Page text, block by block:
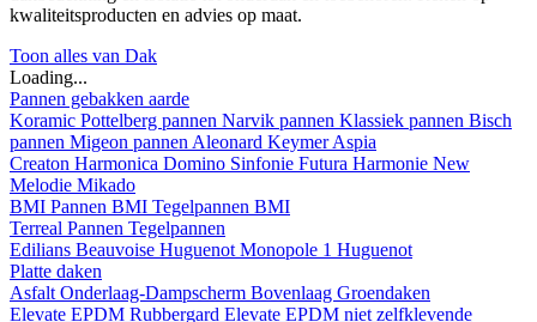
kwaliteitsproducten en advies op maat.
Toon alles van Dak
Loading...
Pannen gebakken aarde
Koramic Pottelberg pannen Narvik pannen Klassiek pannen Bisch
pannen Migeon pannen Aleonard KeymerAspia
Creaton Harmonica Domino Sinfonie Futura Harmonie New
Melodie Mikado
BMI Pannen BMI Tegelpannen BMI
Terreal Pannen Tegelpannen
Edilians Beauvoise Huguenot Monopole 1 Huguenot
Platte daken
Asfalt Onderlaag-Dampscherm Bovenlaag Groendaken
Elevate EPDM Rubbergard Elevate EPDM niet zelfklevende